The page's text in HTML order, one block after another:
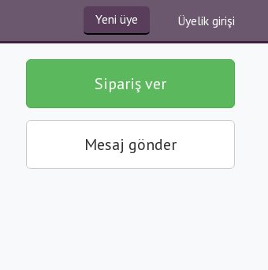
Yeni üye Üyelik girişi
Sipariş ver
Mesaj gönder